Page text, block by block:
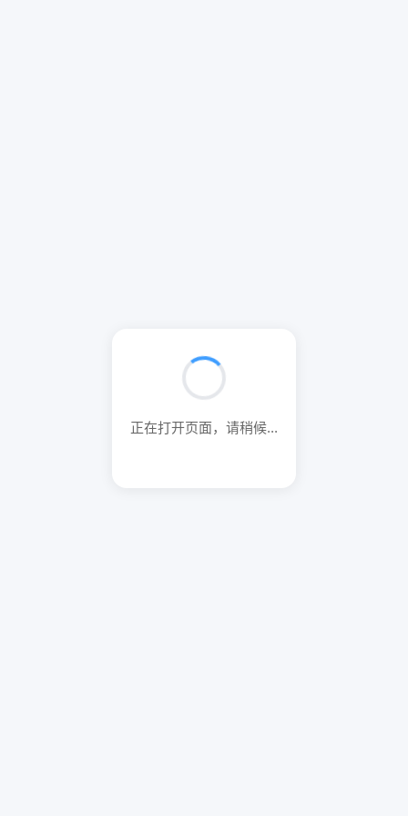
正在打开页面，请稍候...